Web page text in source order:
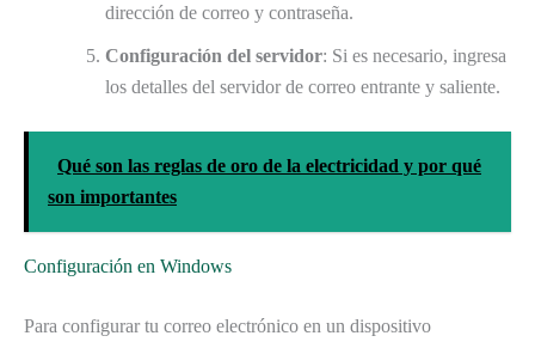
dirección de correo y contraseña.
Configuración del servidor: Si es necesario, ingresa
los detalles del servidor de correo entrante y saliente.
Qué son las reglas de oro de la electricidad y por qué
son importantes
Configuración en Windows
Para configurar tu correo electrónico en un dispositivo